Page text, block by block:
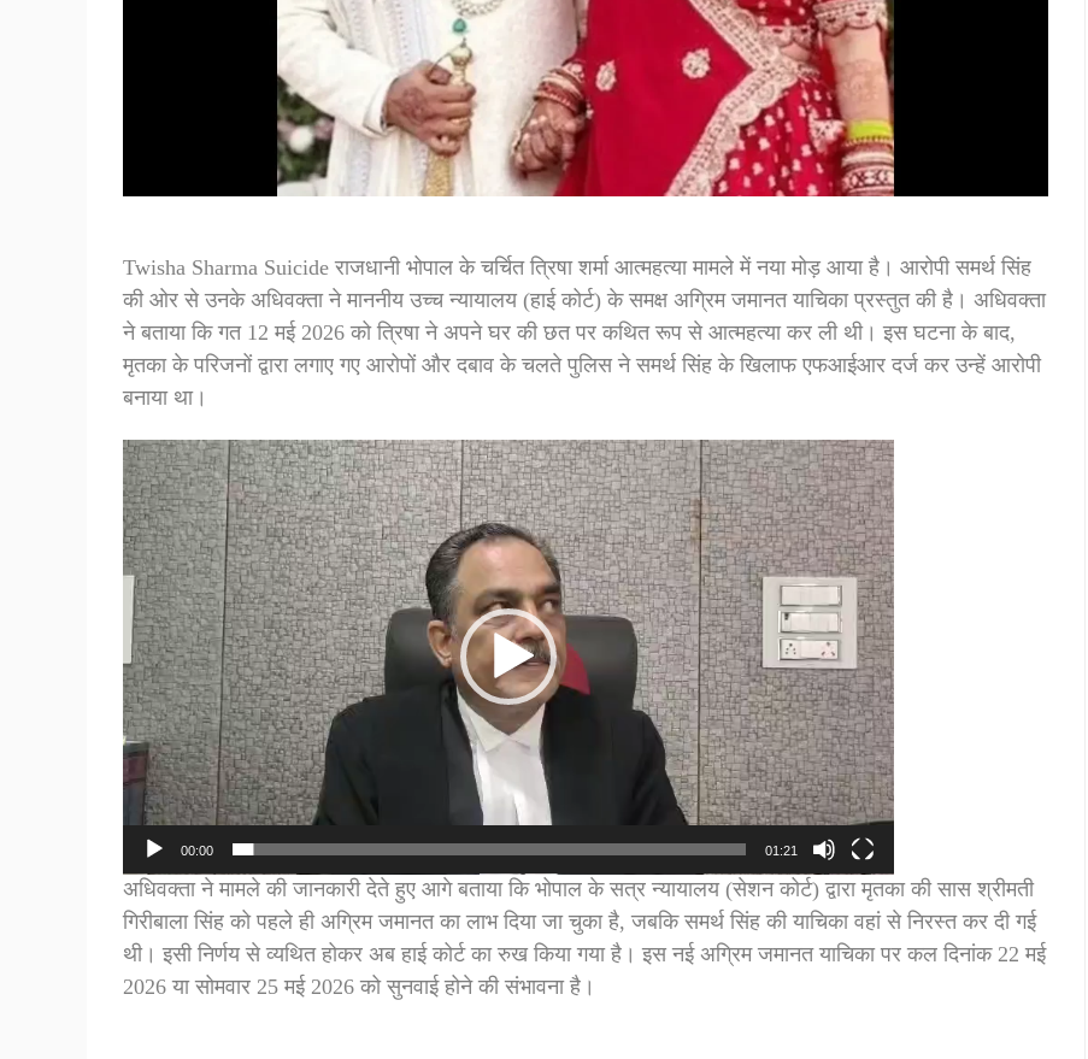
Twisha Sharma Suicide राजधानी भोपाल के चर्चित त्रिषा शर्मा आत्महत्या मामले में नया मोड़ आया है। आरोपी समर्थ सिंह
की ओर से उनके अधिवक्ता ने माननीय उच्च न्यायालय (हाई कोर्ट) के समक्ष अग्रिम जमानत याचिका प्रस्तुत की है। अधिवक्ता
ने बताया कि गत 12 मई 2026 को त्रिषा ने अपने घर की छत पर कथित रूप से आत्महत्या कर ली थी। इस घटना के बाद,
मृतका के परिजनों द्वारा लगाए गए आरोपों और दबाव के चलते पुलिस ने समर्थ सिंह के खिलाफ एफआईआर दर्ज कर उन्हें आरोपी
बनाया था।
Video
Player
00:00 01:21
​अधिवक्ता ने मामले की जानकारी देते हुए आगे बताया कि भोपाल के सत्र न्यायालय (सेशन कोर्ट) द्वारा मृतका की सास श्रीमती
गिरीबाला सिंह को पहले ही अग्रिम जमानत का लाभ दिया जा चुका है, जबकि समर्थ सिंह की याचिका वहां से निरस्त कर दी गई
थी। इसी निर्णय से व्यथित होकर अब हाई कोर्ट का रुख किया गया है। इस नई अग्रिम जमानत याचिका पर कल दिनांक 22 मई
2026 या सोमवार 25 मई 2026 को सुनवाई होने की संभावना है।